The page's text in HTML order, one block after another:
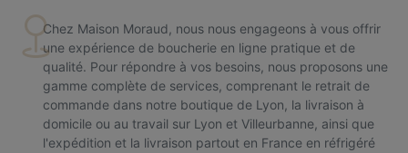
Chez Maison Moraud, nous nous engageons à vous offrir
une expérience de boucherie en ligne pratique et de
qualité. Pour répondre à vos besoins, nous proposons une
gamme complète de services, comprenant le retrait de
commande dans notre boutique de Lyon, la livraison à
domicile ou au travail sur Lyon et Villeurbanne, ainsi que
l'expédition et la livraison partout en France en réfrigéré